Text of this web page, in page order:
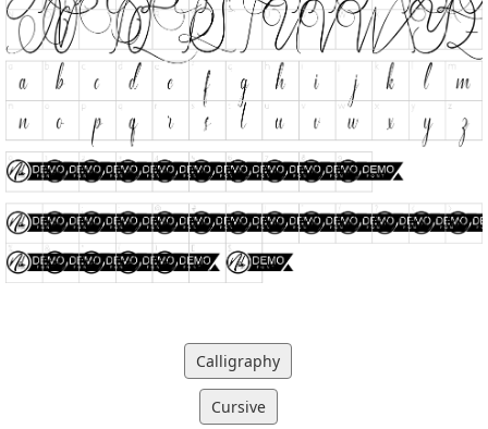
Calligraphy
Cursive